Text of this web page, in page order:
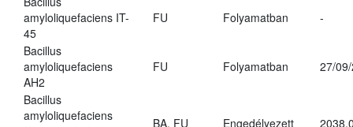
amyloliquefaciens IT-
45
FU Folyamatban -
Bacillus
amyloliquefaciens
AH2
FU Folyamatban 27/
Bacillus
amyloliquefaciens
BA, FU Engedélyezett